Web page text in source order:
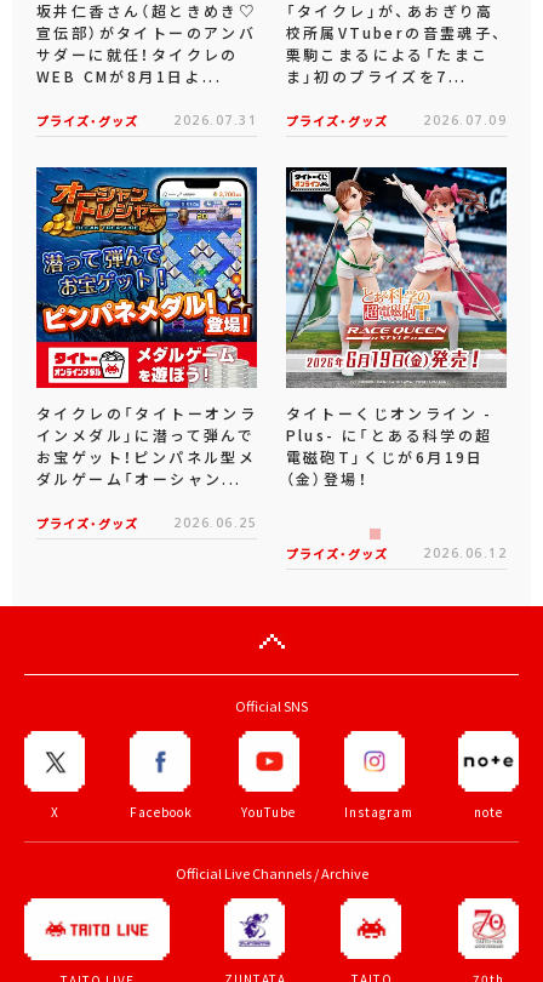
坂井仁香さん（超ときめき♡
宣伝部）がタイトーのアンバ
サダーに就任！タイクレの
WEB CMが8月1日よ...
プライズ・グッズ 2026.07.31
「タイクレ」が、あおぎり高
校所属VTuberの音霊魂子、
栗駒こまるによる「たまこ
ま」初のプライズを7...
プライズ・グッズ 2026.07.09
タイクレの「タイトーオンラ
インメダル」に潜って弾んで
お宝ゲット！ピンパネル型メ
ダルゲーム「オーシャン...
プライズ・グッズ 2026.06.25
タイトーくじオンライン -
Plus- に「とある科学の超
電磁砲T」くじが6月19日
（金）登場！
プライズ・グッズ 2026.06.12
Official SNS
X Facebook YouTube Instagram note
Official Live Channels / Archive